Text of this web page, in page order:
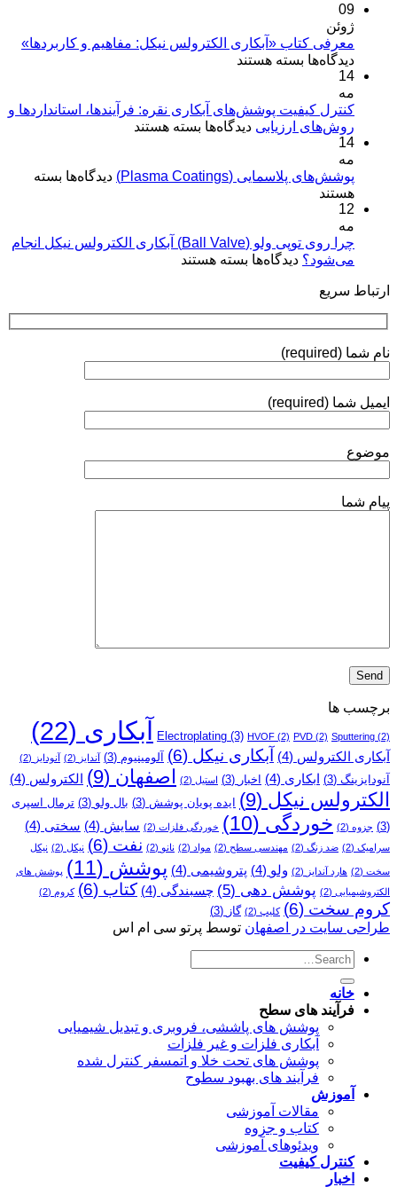
09
ژوئن
معرفی کتاب «آبکاری الکترولس نیکل: مفاهیم و کاربردها»
دیدگاه‌ها برای
«آبکاری
الکترولس
و
بسته هستند
14
مه
کنترل کیفیت پوشش‌های آبکاری نقره: فرآیندها، استانداردها و
روش‌های ارزیابی دیدگاه‌ها برای
پوشش‌های
استانداردها
و
بسته هستند
14
مه
پوشش‌های پلاسمایی (Plasma Coatings)
دیدگاه‌ها برای
Coatings)
بسته
هستند
12
مه
چرا روی توپی‌ ولو (Ball Valve) آبکاری الکترولس نیکل انجام
می‌شود؟ دیدگاه‌ها برای
ولو
Valve)
نیکل
انجام
بسته هستند
ارتباط سریع
نام شما (required)
ایمیل شما (required)
موضوع
پیام شما
برچسب ها
Electroplating (3) HVOF (2) PVD (2) Sputtering (2) آبکاری (22)
آبکاری الکترولس (4) آبکاری نیکل (6) آلومینیوم (3) آندایز (2) آنودایز (2)
آنودایزینگ (3) ابکاری (4) اخبار (3) استیل (2) اصفهان (9) الکترولس (4)
الکترولس نیکل (9) ایده پویان پوشش (3) بال ولو (3)
ترمال اسپری
(3)
جزوه (2) خوردگی (10) خوردگی فلزات (2) سایش (4) سختی (4)
سرامیک (2) ضد زنگ (2) مهندسی سطح (2) مواد (2) نانو (2) نفت (6) نیکل (2) نیکل
سخت (2) هارد آندایز (2) ولو (4) پتروشیمی (4) پوشش (11)
پوشش­ های
الکتروشیمیایی (2) پوشش دهی (5) چسبندگی (4) کتاب (6) کروم (2)
کروم سخت (6) کلیپ (2) گاز (3)
طراحی سایت در اصفهان توسط پرتو سی ام اس
خانه
فرآیند های سطح
پوشش های پاششی، فروبری و تبدیل شیمیایی
آبکاری فلزات و غیر فلزات
پوشش های تحت خلا و اتمسفر کنترل شده
فرآیند های بهبود سطوح
آموزش
مقالات آموزشی
کتاب و جزوه
ویدئوهای آموزشی
کنترل کیفیت
اخبار